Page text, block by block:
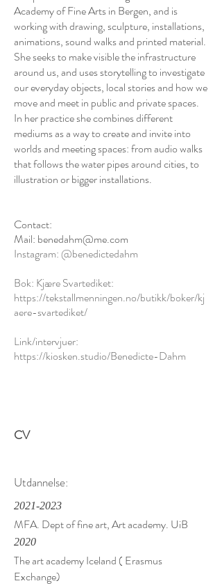
Academy of Fine Arts in Bergen, and is
working with drawing, sculpture, installations,
animations, sound walks and printed material.
She seeks to make visible the infrastructure
around us, and uses storytelling to investigate
our everyday objects, local stories and how we
move and meet in public and private spaces.
In her practice she combines different
mediums as a way to create and invite into
worlds and meeting spaces: from audio walks
that follows the water pipes around cities, to
illustration or bigger installations.
Contact:
Mail: benedahm@me.com
Instagram: @benedictedahm
Bok: Kjære Svartediket:
https://tekstallmenningen.no/butikk/boker/kj
aere-svartediket/
Link/intervjuer:
https://kiosken.studio/Benedicte-Dahm
CV
Utdannelse:
2021-2023
MFA. Dept of fine art, Art academy. UiB
2020
The art academy Iceland ( Erasmus
Exchange)